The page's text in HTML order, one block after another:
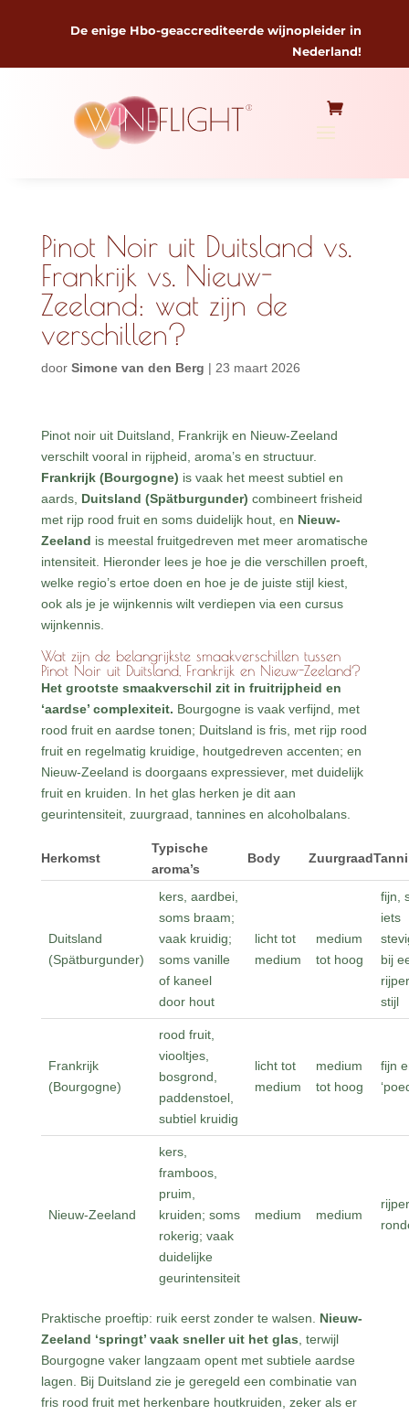
De enige Hbo-geaccrediteerde wijnopleider in
Nederland!
Pinot Noir uit Duitsland vs.
Frankrijk vs. Nieuw-
Zeeland: wat zijn de
verschillen?
door Simone van den Berg | 23 maart 2026
Pinot noir uit Duitsland, Frankrijk en Nieuw-Zeeland
verschilt vooral in rijpheid, aroma’s en structuur.
Frankrijk (Bourgogne) is vaak het meest subtiel en
aards, Duitsland (Spätburgunder) combineert frisheid
met rijp rood fruit en soms duidelijk hout, en Nieuw-
Zeeland is meestal fruitgedreven met meer aromatische
intensiteit. Hieronder lees je hoe je die verschillen proeft,
welke regio’s ertoe doen en hoe je de juiste stijl kiest,
ook als je je wijnkennis wilt verdiepen via een cursus
wijnkennis.
Wat zijn de belangrijkste smaakverschillen tussen
Pinot Noir uit Duitsland, Frankrijk en Nieuw-Zeeland?
Het grootste smaakverschil zit in fruitrijpheid en
‘aardse’ complexiteit. Bourgogne is vaak verfijnd, met
rood fruit en aardse tonen; Duitsland is fris, met rijp rood
fruit en regelmatig kruidige, houtgedreven accenten; en
Nieuw-Zeeland is doorgaans expressiever, met duidelijk
fruit en kruiden. In het glas herken je dit aan
geurintensiteit, zuurgraad, tannines en alcoholbalans.
Herkomst
Typische
aroma’s
Body Zuurgraad
Duitsland
(Spätburgunder)
kers, aardbei,
soms braam;
vaak kruidig;
soms vanille
of kaneel
door hout
licht tot
medium
medium
tot hoog
fijn,
iets
bij
stijl
Frankrijk
(Bourgogne)
rood fruit,
viooltjes,
bosgrond,
paddenstoel,
subtiel kruidig
licht tot
medium
medium
tot hoog
fijn
Nieuw-Zeeland
kers,
framboos,
pruim,
kruiden; soms
rokerig; vaak
duidelijke
geurintensiteit
medium medium
Praktische proeftip: ruik eerst zonder te walsen. Nieuw-
Zeeland ‘springt’ vaak sneller uit het glas , terwijl
Bourgogne vaker langzaam opent met subtiele aardse
lagen. Bij Duitsland zie je geregeld een combinatie van
fris rood fruit met herkenbare houtkruiden, zeker als er